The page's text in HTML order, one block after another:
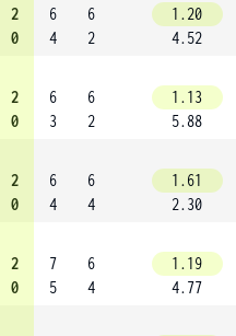
2
0
6
4
6
2
1.20
4.52
2
0
6
3
6
2
1.13
5.88
2
0
6
4
6
4
1.61
2.30
2
0
7
5
6
4
1.19
4.77